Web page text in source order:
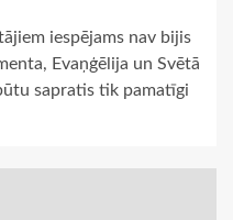
iespējams nav bijis
Evaņģēlija un Svētā
sapratis tik pamatīgi